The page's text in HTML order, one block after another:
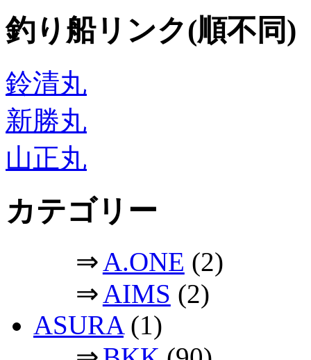
釣り船リンク(順不同)
鈴清丸
新勝丸
山正丸
カテゴリー
⇒A.ONE (2)
⇒AIMS (2)
ASURA(1)